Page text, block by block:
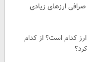
صرافی ارزهای زیادی
ارز کدام است؟ از کدام